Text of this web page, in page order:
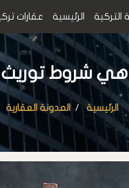
التركية الرئيسية عقارات
شروط توريث
الرئيسية المدونة العقارية